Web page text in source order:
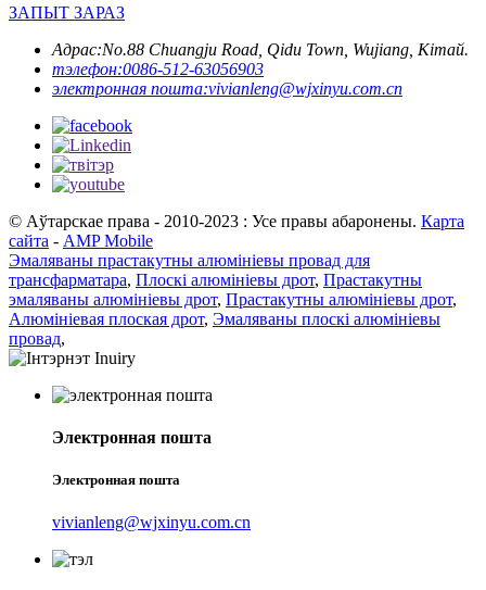
ЗАПЫТ ЗАРАЗ
Адрас:No.88 Chuangju Road, Qidu Town, Wujiang, Кітай.
тэлефон:0086-512-63056903
электронная пошта:vivianleng@wjxinyu.com.cn
© Аўтарскае права - 2010-2023 : Усе правы абаронены. Карта
сайта - AMP Mobile
Эмаляваны прастакутны алюмініевы провад для
трансфарматара, Плоскі алюмініевы дрот, Прастакутны
эмаляваны алюмініевы дрот, Прастакутны алюмініевы дрот,
Алюмініевая плоская дрот, Эмаляваны плоскі алюмініевы
провад,
Электронная пошта
Электронная пошта
vivianleng@wjxinyu.com.cn